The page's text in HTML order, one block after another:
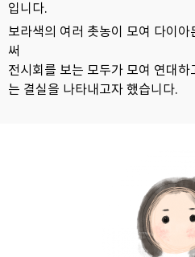
입니다.
보라색의 여러 촛농이 모여 다이
써
전시회를 보는 모두가 모여 연대하
는 결실을 나타내고자 했습니다.